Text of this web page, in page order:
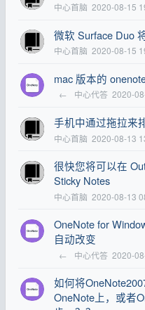
中心首脑 2020-08-15
微软 Surface Duo
中心首脑 2020-08-15
mac 版本的
← 中心代答 2020-
手机中通过拖拉来
中心首脑 2020-08-13
很快您将可以在
Sticky Notes
中心首脑 2020-08-13
OneNote for
自动改变
← 中心代答 2020-
如何将
OneNote上，或者